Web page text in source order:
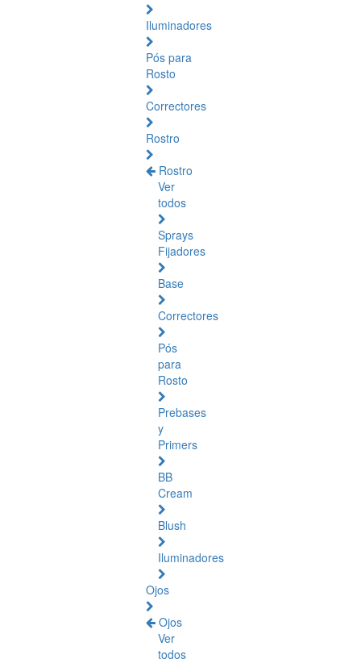
Iluminadores
Pós para
Rosto
Correctores
Rostro
Rostro
Ver
todos
Sprays
Fijadores
Base
Correctores
Pós
para
Rosto
Prebases
y
Primers
BB
Cream
Blush
Iluminadores
Ojos
Ojos
Ver
todos